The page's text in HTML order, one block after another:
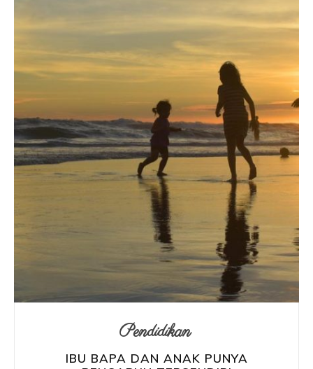
Pendidikan
IBU BAPA DAN ANAK PUNYA